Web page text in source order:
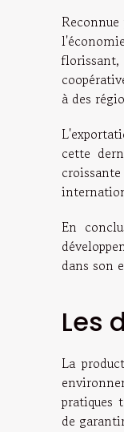
à des
cette
En
dans son
Les
La
pratiques
de